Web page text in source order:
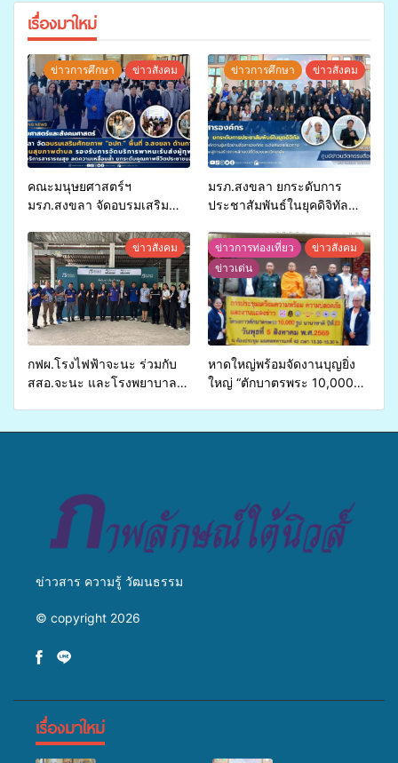
เรื่องมาใหม่
ข่าวการศึกษา ข่าวสังคม
คณะมนุษยศาสตร์ฯ
มรภ.สงขลา จัดอบรมเสริม
จ่ายงบกองทุนสุขภาพตำบล
รองรับการจัดบริการพาหนะรับ
ส่งผู้ทุพพลภาพเพื่อเข้ารับ
บริการสาธารณสุข ลดความ
เหลื่อมล้ำ ยกระดับคุณภาพ
ชีวิตประชาชนอย่างยั่งยืน
ข่าวการศึกษา ข่าวสังคม
มรภ.สงขลา ยกระดับการ
ประชาสัมพันธ์ในยุคดิจิทัล
ข่ายสื่อสารองค์กร ระดมสมอง
วางแนวทางการทำงาน ปูทาง
สู่การสร้างภาพลักษณ์ที่ดีของ
มหาวิทยาลัย
ข่าวสังคม
กฟผ.โรงไฟฟ้าจะนะ ร่วมกับ
สสอ.จะนะ และโรงพยาบาล
ข่าวการท่องเที่ยว
ข่าวสังคม
ข่าวเด่น
หาดใหญ่พร้อมจัดงานบุญยิ่ง
ใหญ่ “ตักบาตรพระ 10,000
ข่าวสาร ความรู้ วัฒนธรรม
© copyright 2026
เรื่องมาใหม่